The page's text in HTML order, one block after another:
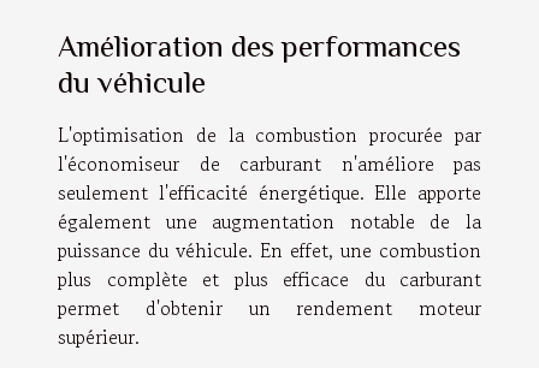
Amélioration des performances
du véhicule
L'optimisation de la combustion procurée par
l'économiseur de carburant n'améliore pas
seulement l'efficacité énergétique. Elle apporte
également une augmentation notable de la
puissance du véhicule. En effet, une combustion
plus complète et plus efficace du carburant
permet d'obtenir un rendement moteur
supérieur.